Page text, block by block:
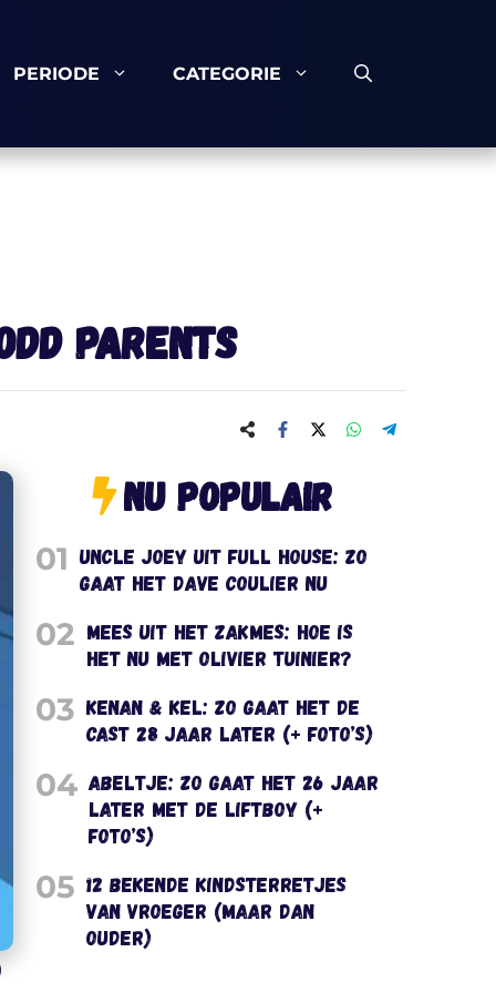
PERIODE CATEGORIE
Parents
Nu populair
01 Uncle Joey uit Full House: zo
gaat het Dave Coulier nu
02 Mees uit het Zakmes: hoe is
het nu met Olivier Tuinier?
03 Kenan & Kel: zo gaat het de
cast 28 jaar later (+ foto’s)
04 Abeltje: zo gaat het 26 jaar
later met de liftboy (+
foto’s)
05 12 bekende kindsterretjes
van vroeger (maar dan
ouder)